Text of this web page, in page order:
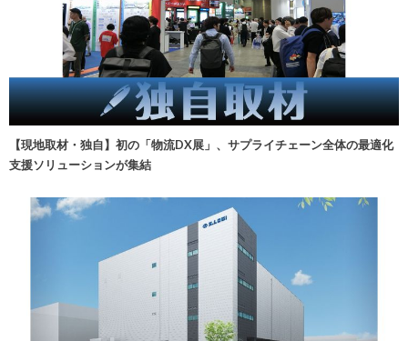
【現地取材・独自】初の「物流DX展」、サプライチェーン全体の最適化
支援ソリューションが集結